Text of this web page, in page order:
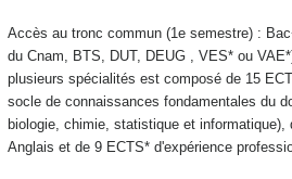
Accès au tronc commun (1e semestre) :
du Cnam, BTS, DUT, DEUG , VES* ou VAE
plusieurs spécialités est composé de 15
socle deconnaissances fondamentales du
biologie, chimie, statistique et informatique),
Anglais et de 9 ECTS*d'expérience